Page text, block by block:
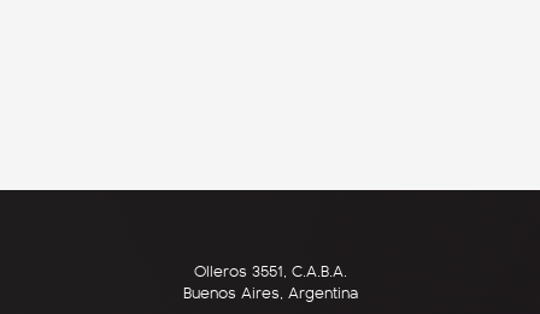
Olleros 3551, C.A.B.A.
Buenos Aires, Argentina